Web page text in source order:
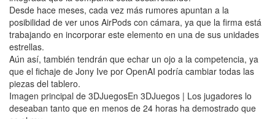
Desde hace meses, cada vez más rumores apuntan a la
posibilidad de ver unos AirPods con cámara, ya que la firma está
trabajando en incorporar este elemento en una de sus unidades
estrellas.
Aún así, también tendrán que echar un ojo a la competencia, ya
que el fichaje de Jony Ive por OpenAI podría cambiar todas las
piezas del tablero.
Imagen principal de 3DJuegosEn 3DJuegos | Los jugadores lo
deseaban tanto que en menos de 24 horas ha demostrado que